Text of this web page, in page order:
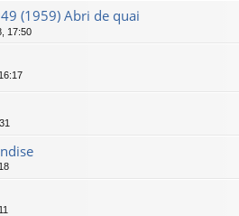
(1959) Abri de quai
17:50